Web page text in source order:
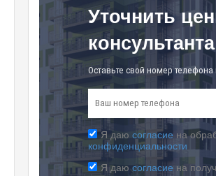
Уточнить
консультанта
Оставьте свой номер
Я даю согласие на
конфиденциальности
Я даю согласие на